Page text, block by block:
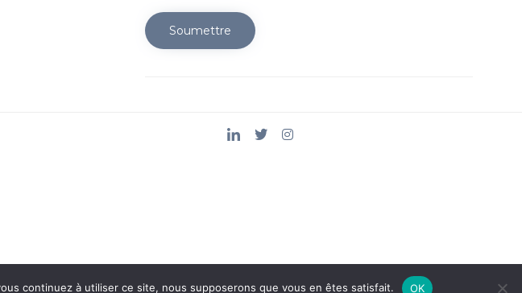
Soumettre
continuez à utiliser ce site, nous supposerons que vous en êtes satisfait. OK